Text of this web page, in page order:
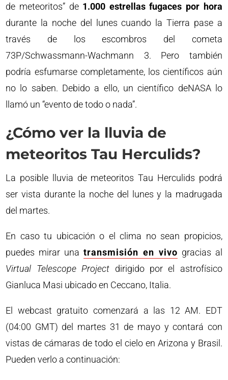
de meteoritos” de 1.000 estrellas fugaces por hora
durante la noche del lunes cuando la Tierra pase a
través de los escombros del cometa
73P/Schwassmann-Wachmann 3. Pero también
podría esfumarse completamente, los científicos aún
no lo saben. Debido a ello, un científico deNASA lo
llamó un “evento de todo o nada”.
¿Cómo ver la lluvia de
meteoritos Tau Herculids?
La posible lluvia de meteoritos Tau Herculids podrá
ser vista durante la noche del lunes y la madrugada
del martes.
En caso tu ubicación o el clima no sean propicios,
puedes mirar unatransmisión en vivo gracias al
Virtual Telescope Project dirigido por el astrofísico
Gianluca Masi ubicado en Ceccano, Italia.
El webcast gratuito comenzará a las 12 AM. EDT
(04:00 GMT) del martes 31 de mayo y contará con
vistas de cámaras de todo el cielo en Arizona y Brasil.
Pueden verlo a continuación: